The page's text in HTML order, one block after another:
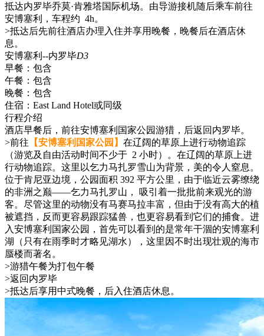
抵达内罗毕乔莫·肯雅塔国际机场。由导游接机随后乘车前往
安博塞利，车程约 4h。
>抵达后先前往酒店办理入住并享用晚餐，晚餐后在酒店休
息。
安博塞利--内罗毕D3
早餐： 包含
午餐： 包含
晚餐： 包含
住宿： East Land Hotel或同级
行程介绍
酒店早餐后，前往安博塞利国家公园游猎，后返回内罗毕。
>前往 【安博塞利国家公园】 在辽阔的草原上进行动物追踪
（游览及自由活动时间不少于 2 小时）。在辽阔的草原上进
行动物追踪。这里以乞力马扎罗雪山为背景，美的令人窒息。
位于肯尼亚边境，公园面积 392 平方公里，由于临近云雾缭绕
的非洲之巅——乞力马扎罗山， 吸引着一批批前来观光的游
客。尽管这里的动物没有马赛马拉丰富，但由于没有高大的植
被遮挡，反而更容易跟踪猛兽，也更容易看到它们的捕食。进
入安博塞利国家公园，首先可以看到的是常年干涸的安博塞利
湖（只有在雨季时才略见湖水），这里因不时出现壮观的海市
蜃楼而著名。
>游猎午餐为打包午餐
>返回内罗毕
>抵达后享用中式晚餐，后入住酒店休息。